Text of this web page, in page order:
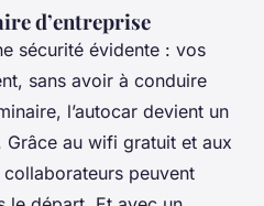
d’entreprise
sécurité évidente : vos
sans avoir à conduire
l’autocar devient un
au wifi gratuit et aux
peuvent